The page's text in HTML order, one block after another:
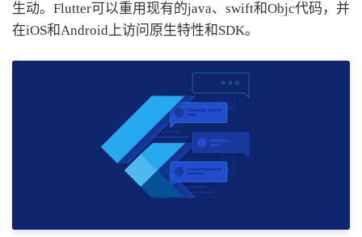
生动。Flutter可以重用现有的java、swift和Objc代码，并
在iOS和Android上访问原生特性和SDK。